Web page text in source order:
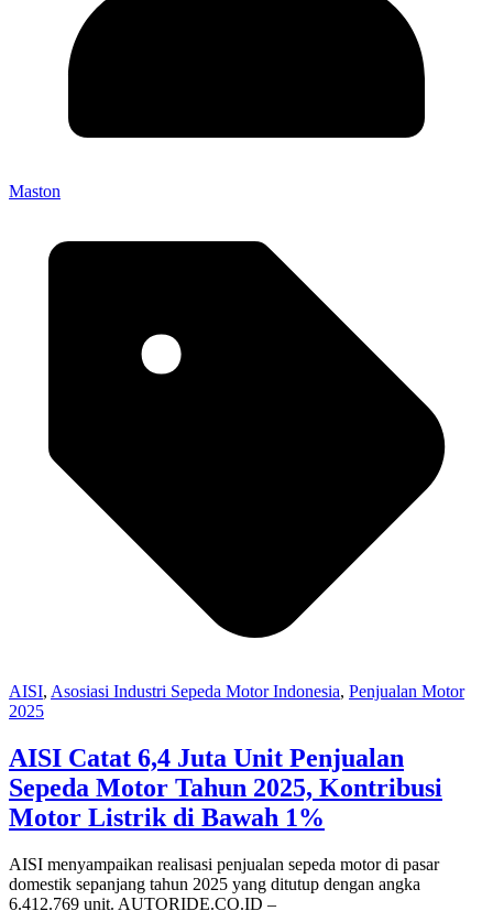
Maston
AISI, Asosiasi Industri Sepeda Motor Indonesia, Penjualan Motor
2025
AISI Catat 6,4 Juta Unit Penjualan
Sepeda Motor Tahun 2025, Kontribusi
Motor Listrik di Bawah 1%
AISI menyampaikan realisasi penjualan sepeda motor di pasar
domestik sepanjang tahun 2025 yang ditutup dengan angka
6.412.769 unit. AUTORIDE.CO.ID –